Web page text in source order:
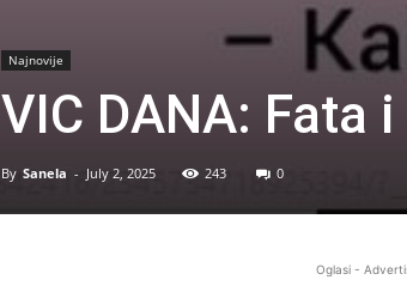
Najnovije
VIC DANA: Fata
By Sanela - July 2, 2025 243 0
Oglasi -